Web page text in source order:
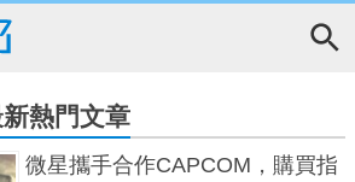
熱門文章
微星攜手合作CAPCOM，購買指